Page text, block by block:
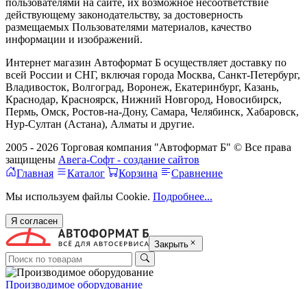
действующему законодательству, за достоверность
размещаемых Пользователями материалов, качество
информации и изображений.
Интернет магазин Автоформат Б осуществляет доставку по
всей России и СНГ, включая города Москва, Санкт-Петербург,
Владивосток, Волгоград, Воронеж, Екатеринбург, Казань,
Краснодар, Красноярск, Нижний Новгород, Новосибирск,
Пермь, Омск, Ростов-на-Дону, Самара, Челябинск, Хабаровск,
Нур-Султан (Астана), Алматы и другие.
2005 - 2026 Торговая компания "Автоформат Б" © Все права
защищены Авега-Софт - создание сайтов
Главная
Каталог Корзина
Сравнение
Мы используем файлы Cookie. Подробнее...
Я согласен
Закрыть
Производимое оборудование